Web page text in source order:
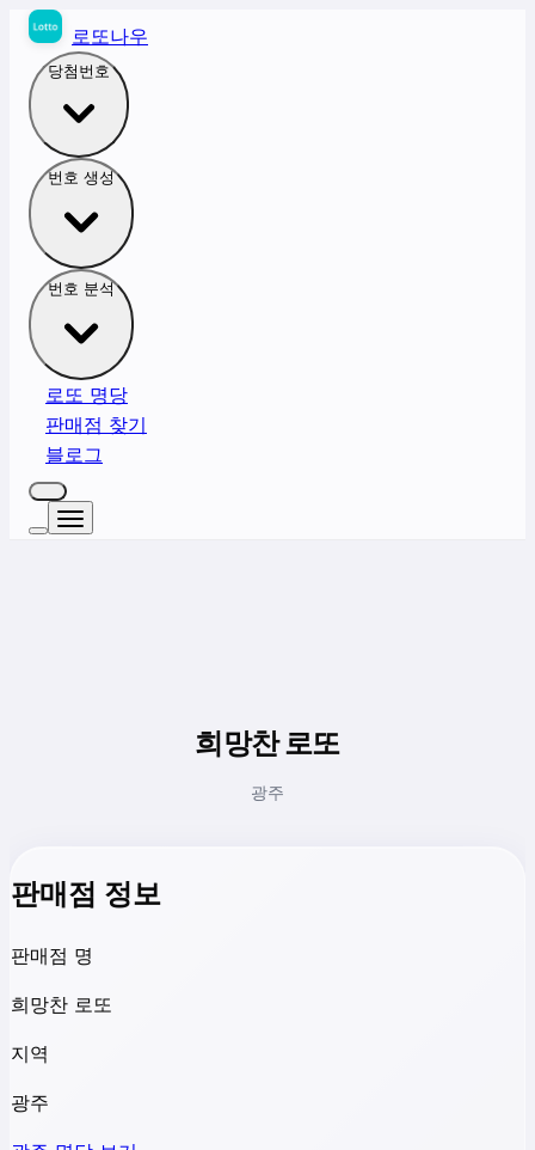
로또나우
당첨번호
번호 생성
번호 분석
로또 명당
판매점 찾기
블로그
희망찬 로또
광주
판매점 정보
판매점 명
희망찬 로또
지역
광주